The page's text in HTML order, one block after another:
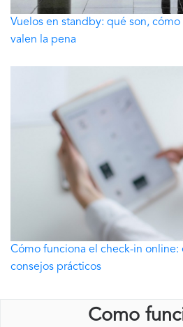
Vuelos en standby: qué son,
valen la pena
Cómo funciona el check-in online:
consejos prácticos
Como